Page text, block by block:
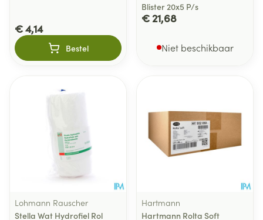
€ 4,14
Bestel
Blister 20x5 P/s
€ 21,68
Niet beschikbaar
Lohmann Rauscher
Stella Wat Hydrofiel Rol
Hartmann
Hartmann Rolta Soft